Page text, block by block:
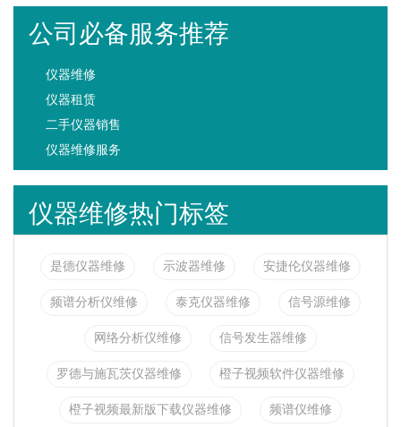
公司必备服务推荐
仪器维修
仪器租赁
二手仪器销售
仪器维修服务
仪器维修热门标签
是德仪器维修 示波器维修 安捷伦仪器维修
频谱分析仪维修 泰克仪器维修 信号源维修
网络分析仪维修 信号发生器维修
罗德与施瓦茨仪器维修 橙子视频软件仪器维修
橙子视频最新版下载仪器维修 频谱仪维修